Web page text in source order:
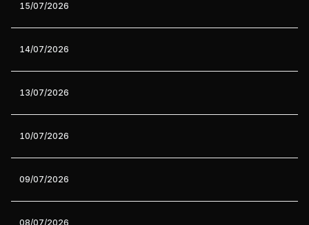
15/07/2026
14/07/2026
13/07/2026
10/07/2026
09/07/2026
08/07/2026